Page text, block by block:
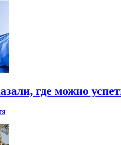
где можно